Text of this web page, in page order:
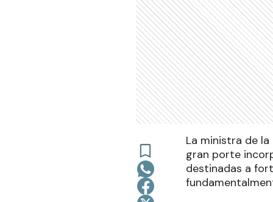
La ministra de
gran porte
destinadas a